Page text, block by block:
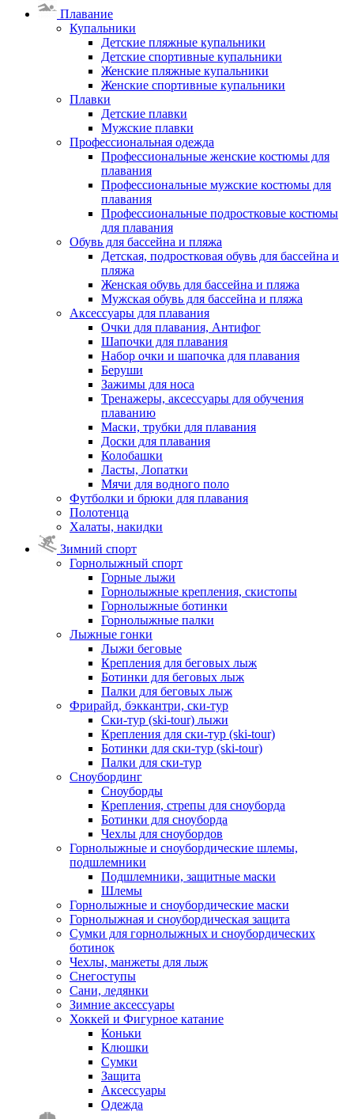
Плавание
Купальники
Детские пляжные купальники
Детские спортивные купальники
Женские пляжные купальники
Женские спортивные купальники
Плавки
Детские плавки
Мужские плавки
Профессиональная одежда
Профессиональные женские костюмы для
плавания
Профессиональные мужские костюмы для
плавания
Профессиональные подростковые костюмы
для плавания
Обувь для бассейна и пляжа
Детская, подростковая обувь для бассейна и
пляжа
Женская обувь для бассейна и пляжа
Мужская обувь для бассейна и пляжа
Аксессуары для плавания
Очки для плавания, Антифог
Шапочки для плавания
Набор очки и шапочка для плавания
Беруши
Зажимы для носа
Тренажеры, аксессуары для обучения
плаванию
Маски, трубки для плавания
Доски для плавания
Колобашки
Ласты, Лопатки
Мячи для водного поло
Футболки и брюки для плавания
Полотенца
Халаты, накидки
Зимний спорт
Горнолыжный спорт
Горные лыжи
Горнолыжные крепления, скистопы
Горнолыжные ботинки
Горнолыжные палки
Лыжные гонки
Лыжи беговые
Крепления для беговых лыж
Ботинки для беговых лыж
Палки для беговых лыж
Фрирайд, бэккантри, ски-тур
Ски-тур (ski-tour) лыжи
Крепления для ски-тур (ski-tour)
Ботинки для ски-тур (ski-tour)
Палки для ски-тур
Сноубординг
Сноуборды
Крепления, стрепы для сноуборда
Ботинки для сноуборда
Чехлы для сноубордов
Горнолыжные и сноубордические шлемы,
подшлемники
Подшлемники, защитные маски
Шлемы
Горнолыжные и сноубордические маски
Горнолыжная и сноубордическая защита
Сумки для горнолыжных и сноубордических
ботинок
Чехлы, манжеты для лыж
Снегоступы
Сани, ледянки
Зимние аксессуары
Хоккей и Фигурное катание
Коньки
Клюшки
Сумки
Защита
Аксессуары
Одежда